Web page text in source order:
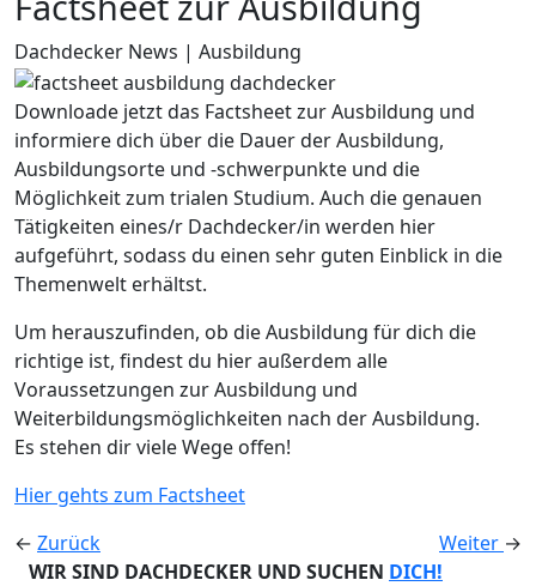
Dachdecker News | Ausbildung
Downloade jetzt das Factsheet zur Ausbildung und
informiere dich über die Dauer der Ausbildung,
Ausbildungsorte und -schwerpunkte und die
Möglichkeit zum trialen Studium. Auch die genauen
Tätigkeiten eines/r Dachdecker/in werden hier
aufgeführt, sodass du einen sehr guten Einblick in die
Themenwelt erhältst.
Um herauszufinden, ob die Ausbildung für dich die
richtige ist, findest du hier außerdem alle
Voraussetzungen zur Ausbildung und
Weiterbildungsmöglichkeiten nach der Ausbildung.
Es stehen dir viele Wege offen!
Hier gehts zum Factsheet
← Zurück Weiter →
WIR SIND DACHDECKER UND SUCHEN DICH!